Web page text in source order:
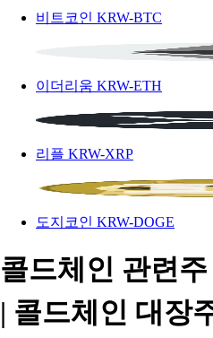
비트코인 KRW-BTC
이더리움 KRW-ETH
리플 KRW-XRP
도지코인 KRW-DOGE
콜드체인 관련
| 콜드체인 대장